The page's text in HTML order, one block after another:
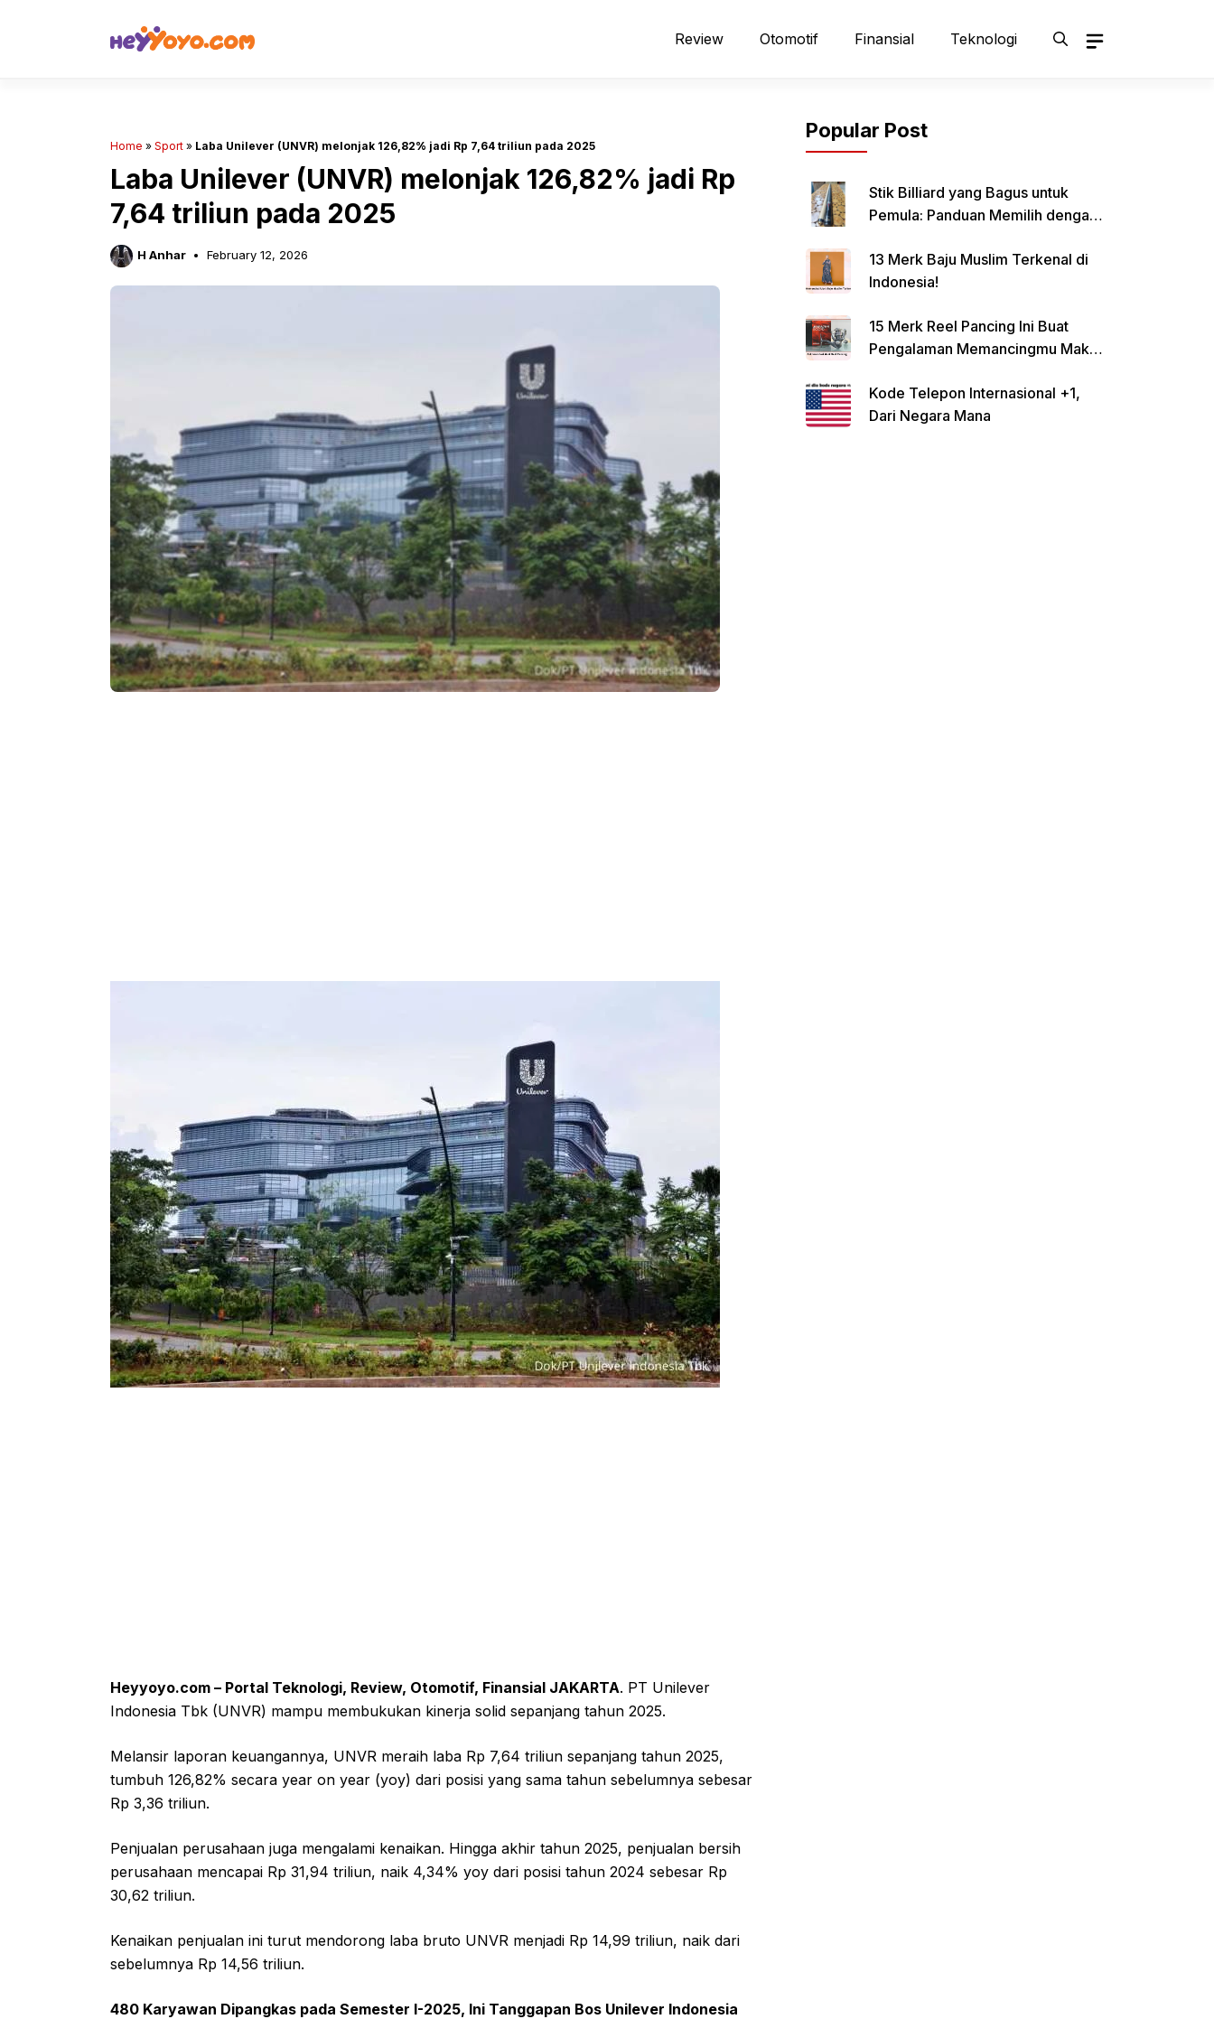
Review Otomotif Finansial Teknologi
Home » Sport » Laba Unilever (UNVR) melonjak 126,82% jadi Rp 7,64 triliun pada 2025
Laba Unilever (UNVR) melonjak 126,82% jadi Rp
7,64 triliun pada 2025
H Anhar February 12, 2026
Heyyoyo.com – Portal Teknologi, Review, Otomotif, Finansial JAKARTA. PT Unilever
Indonesia Tbk (UNVR) mampu membukukan kinerja solid sepanjang tahun 2025.
Melansir laporan keuangannya, UNVR meraih laba Rp 7,64 triliun sepanjang tahun 2025,
tumbuh 126,82% secara year on year (yoy) dari posisi yang sama tahun sebelumnya sebesar
Rp 3,36 triliun.
Penjualan perusahaan juga mengalami kenaikan. Hingga akhir tahun 2025, penjualan bersih
perusahaan mencapai Rp 31,94 triliun, naik 4,34% yoy dari posisi tahun 2024 sebesar Rp
30,62 triliun.
Kenaikan penjualan ini turut mendorong laba bruto UNVR menjadi Rp 14,99 triliun, naik dari
sebelumnya Rp 14,56 triliun.
480 Karyawan Dipangkas pada Semester I-2025, Ini Tanggapan Bos Unilever Indonesia
Popular Post
Stik Billiard yang Bagus untuk
Pemula: Panduan Memilih dengan
13 Merk Baju Muslim Terkenal di
Indonesia!
15 Merk Reel Pancing Ini Buat
Pengalaman Memancingmu Makin
Kode Telepon Internasional +1,
Dari Negara Mana